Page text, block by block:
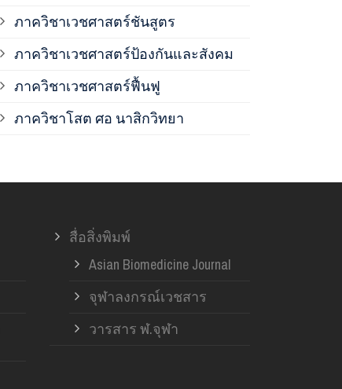
ภาควิชาเวชศาสตร์ชันสูตร
ภาควิชาเวชศาสตร์ป้องกันและสังคม
ภาควิชาเวชศาสตร์ฟื้นฟู
ภาควิชาโสต ศอ นาสิกวิทยา
สื่อสิ่งพิมพ์
Asian Biomedicine Journal
จุฬาลงกรณ์เวชสาร
วารสาร ฬ.จุฬา